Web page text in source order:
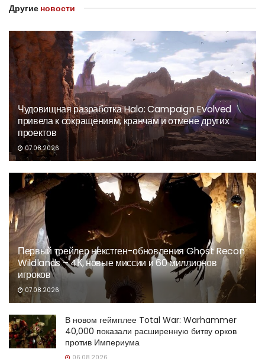
Другие новости
Чудовищная разработка Halo: Campaign Evolved
привела к сокращениям, кранчам и отмене других
проектов
07.08.2026
Первый трейлер некстген-обновления Ghost Recon
Wildlands – 4К, новые миссии и 60 миллионов
игроков
07.08.2026
В новом геймплее Total War: Warhammer
40,000 показали расширенную битву орков
против Империума